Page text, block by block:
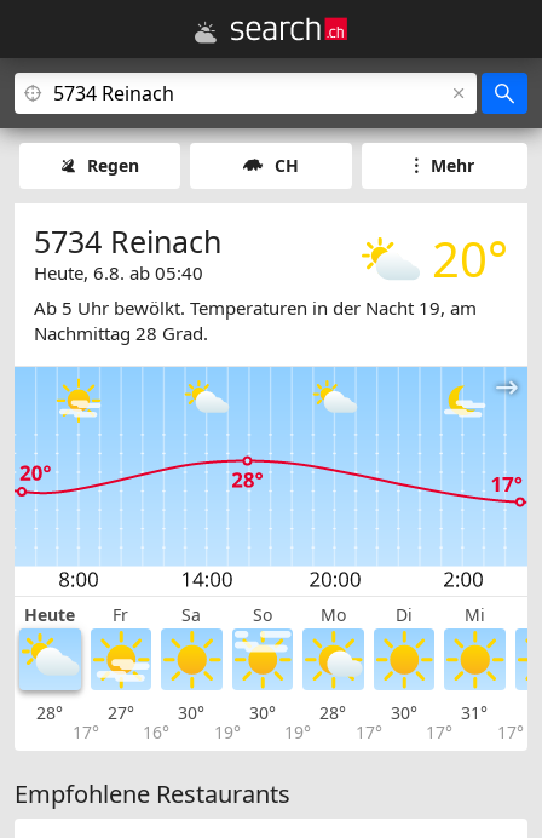
Regen CH Mehr
20°
5734 Reinach
Heute, 6.8. ab 05:40
Ab 5 Uhr bewölkt. Temperaturen in der Nacht 19, am
Nachmittag 28 Grad.
Heute Fr Sa So Mo Di Mi
28°
17°
27°
16°
30°
19°
30°
19°
28°
17°
30°
17°
31°
17°
Empfohlene Restaurants